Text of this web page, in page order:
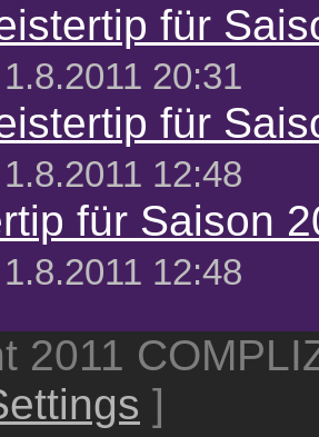
für
1.8.2011 20:31
für
1.8.2011 12:48
für Saison
1.8.2011 12:48
2011
]